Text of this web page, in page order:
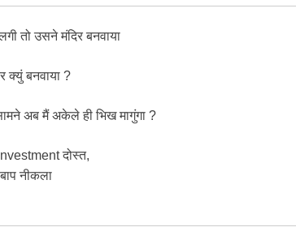
तो उसने मंदिर बनवाया
क्युं बनवाया ?
अब मैं अकेले ही भिख मागुंगा ?
दोस्त,
नीकला